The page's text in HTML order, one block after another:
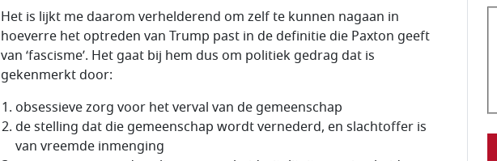
Het is lijkt me daarom verhelderend om zelf te kunnen nagaan in
hoeverre het optreden van Trump past in de definitie die Paxton geeft
van ‘fascisme’. Het gaat bij hem dus om politiek gedrag dat is
gekenmerkt door:
obsessieve zorg voor het verval van de gemeenschap
de stelling dat die gemeenschap wordt vernederd, en slachtoffer is
van vreemde inmenging